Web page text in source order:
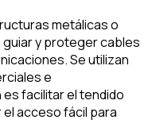
metálicas o
y proteger cables
Se utilizan
e
facilitar el tendido
acceso fácil para